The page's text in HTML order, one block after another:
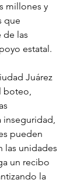
millones y
que
de las
estatal.
Juárez
boteo,
inseguridad,
pueden
las unidades
un recibo
la